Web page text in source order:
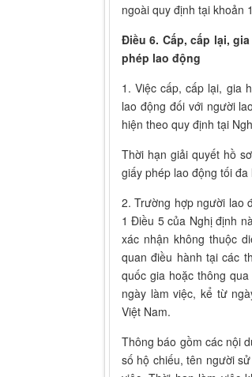
ngoài quy định tại khoản
Điều 6. Cấp, cấp lại,
phép lao động
1. Việc cấp, cấp lại, gia
lao động đối với người
hiện theo quy định tại
Thời hạn giải quyết hồ
giấy phép lao động tối
2. Trường hợp người lao
1 Điều 5 của Nghị định
xác nhận không thuộc
quan điều hành tại các
quốc gia hoặc thông
ngày làm việc, kể từ
Việt Nam.
Thông báo gồm các nội
số hộ chiếu, tên người